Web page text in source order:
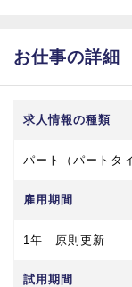
お仕事の詳細
求人情報の種類
パート（パートタ
雇用期間
1年 原則更新
試用期間